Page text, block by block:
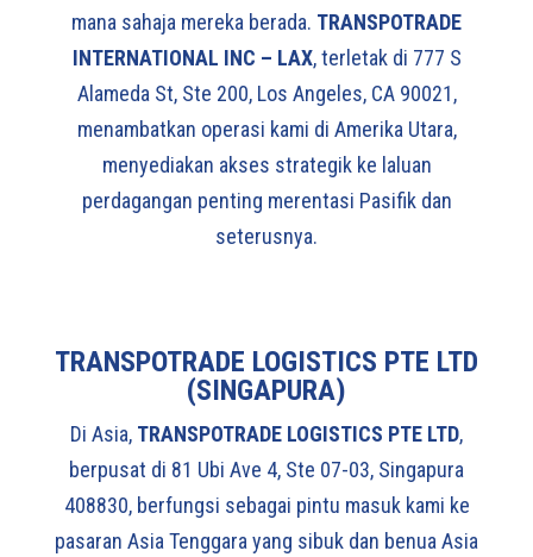
mana sahaja mereka berada. TRANSPOTRADE
INTERNATIONAL INC – LAX, terletak di 777 S
Alameda St, Ste 200, Los Angeles, CA 90021,
menambatkan operasi kami di Amerika Utara,
menyediakan akses strategik ke laluan
perdagangan penting merentasi Pasifik dan
seterusnya.
TRANSPOTRADE LOGISTICS PTE LTD
(SINGAPURA)
Di Asia, TRANSPOTRADE LOGISTICS PTE LTD,
berpusat di 81 Ubi Ave 4, Ste 07-03, Singapura
408830, berfungsi sebagai pintu masuk kami ke
pasaran Asia Tenggara yang sibuk dan benua Asia